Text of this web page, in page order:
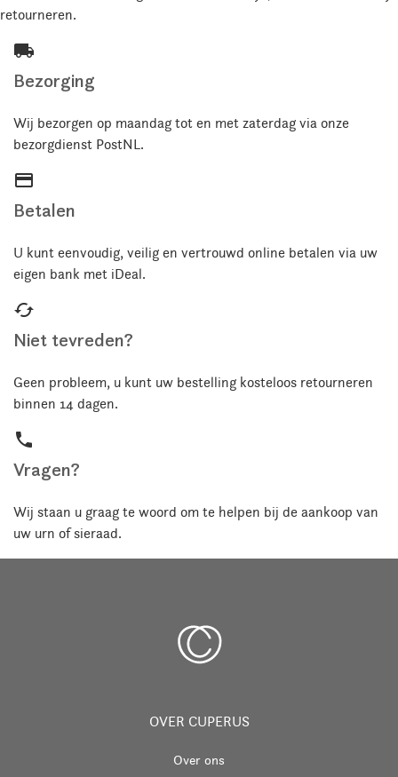
retourneren.
local_shipping
Bezorging
Wij bezorgen op maandag tot en met zaterdag via onze
bezorgdienst PostNL.
credit_card
Betalen
U kunt eenvoudig, veilig en vertrouwd online betalen via uw
eigen bank met iDeal.
cached
Niet tevreden?
Geen probleem, u kunt uw bestelling kosteloos retourneren
binnen 14 dagen.
phone
Vragen?
Wij staan u graag te woord om te helpen bij de aankoop van
uw urn of sieraad.
OVER CUPERUS
Over ons